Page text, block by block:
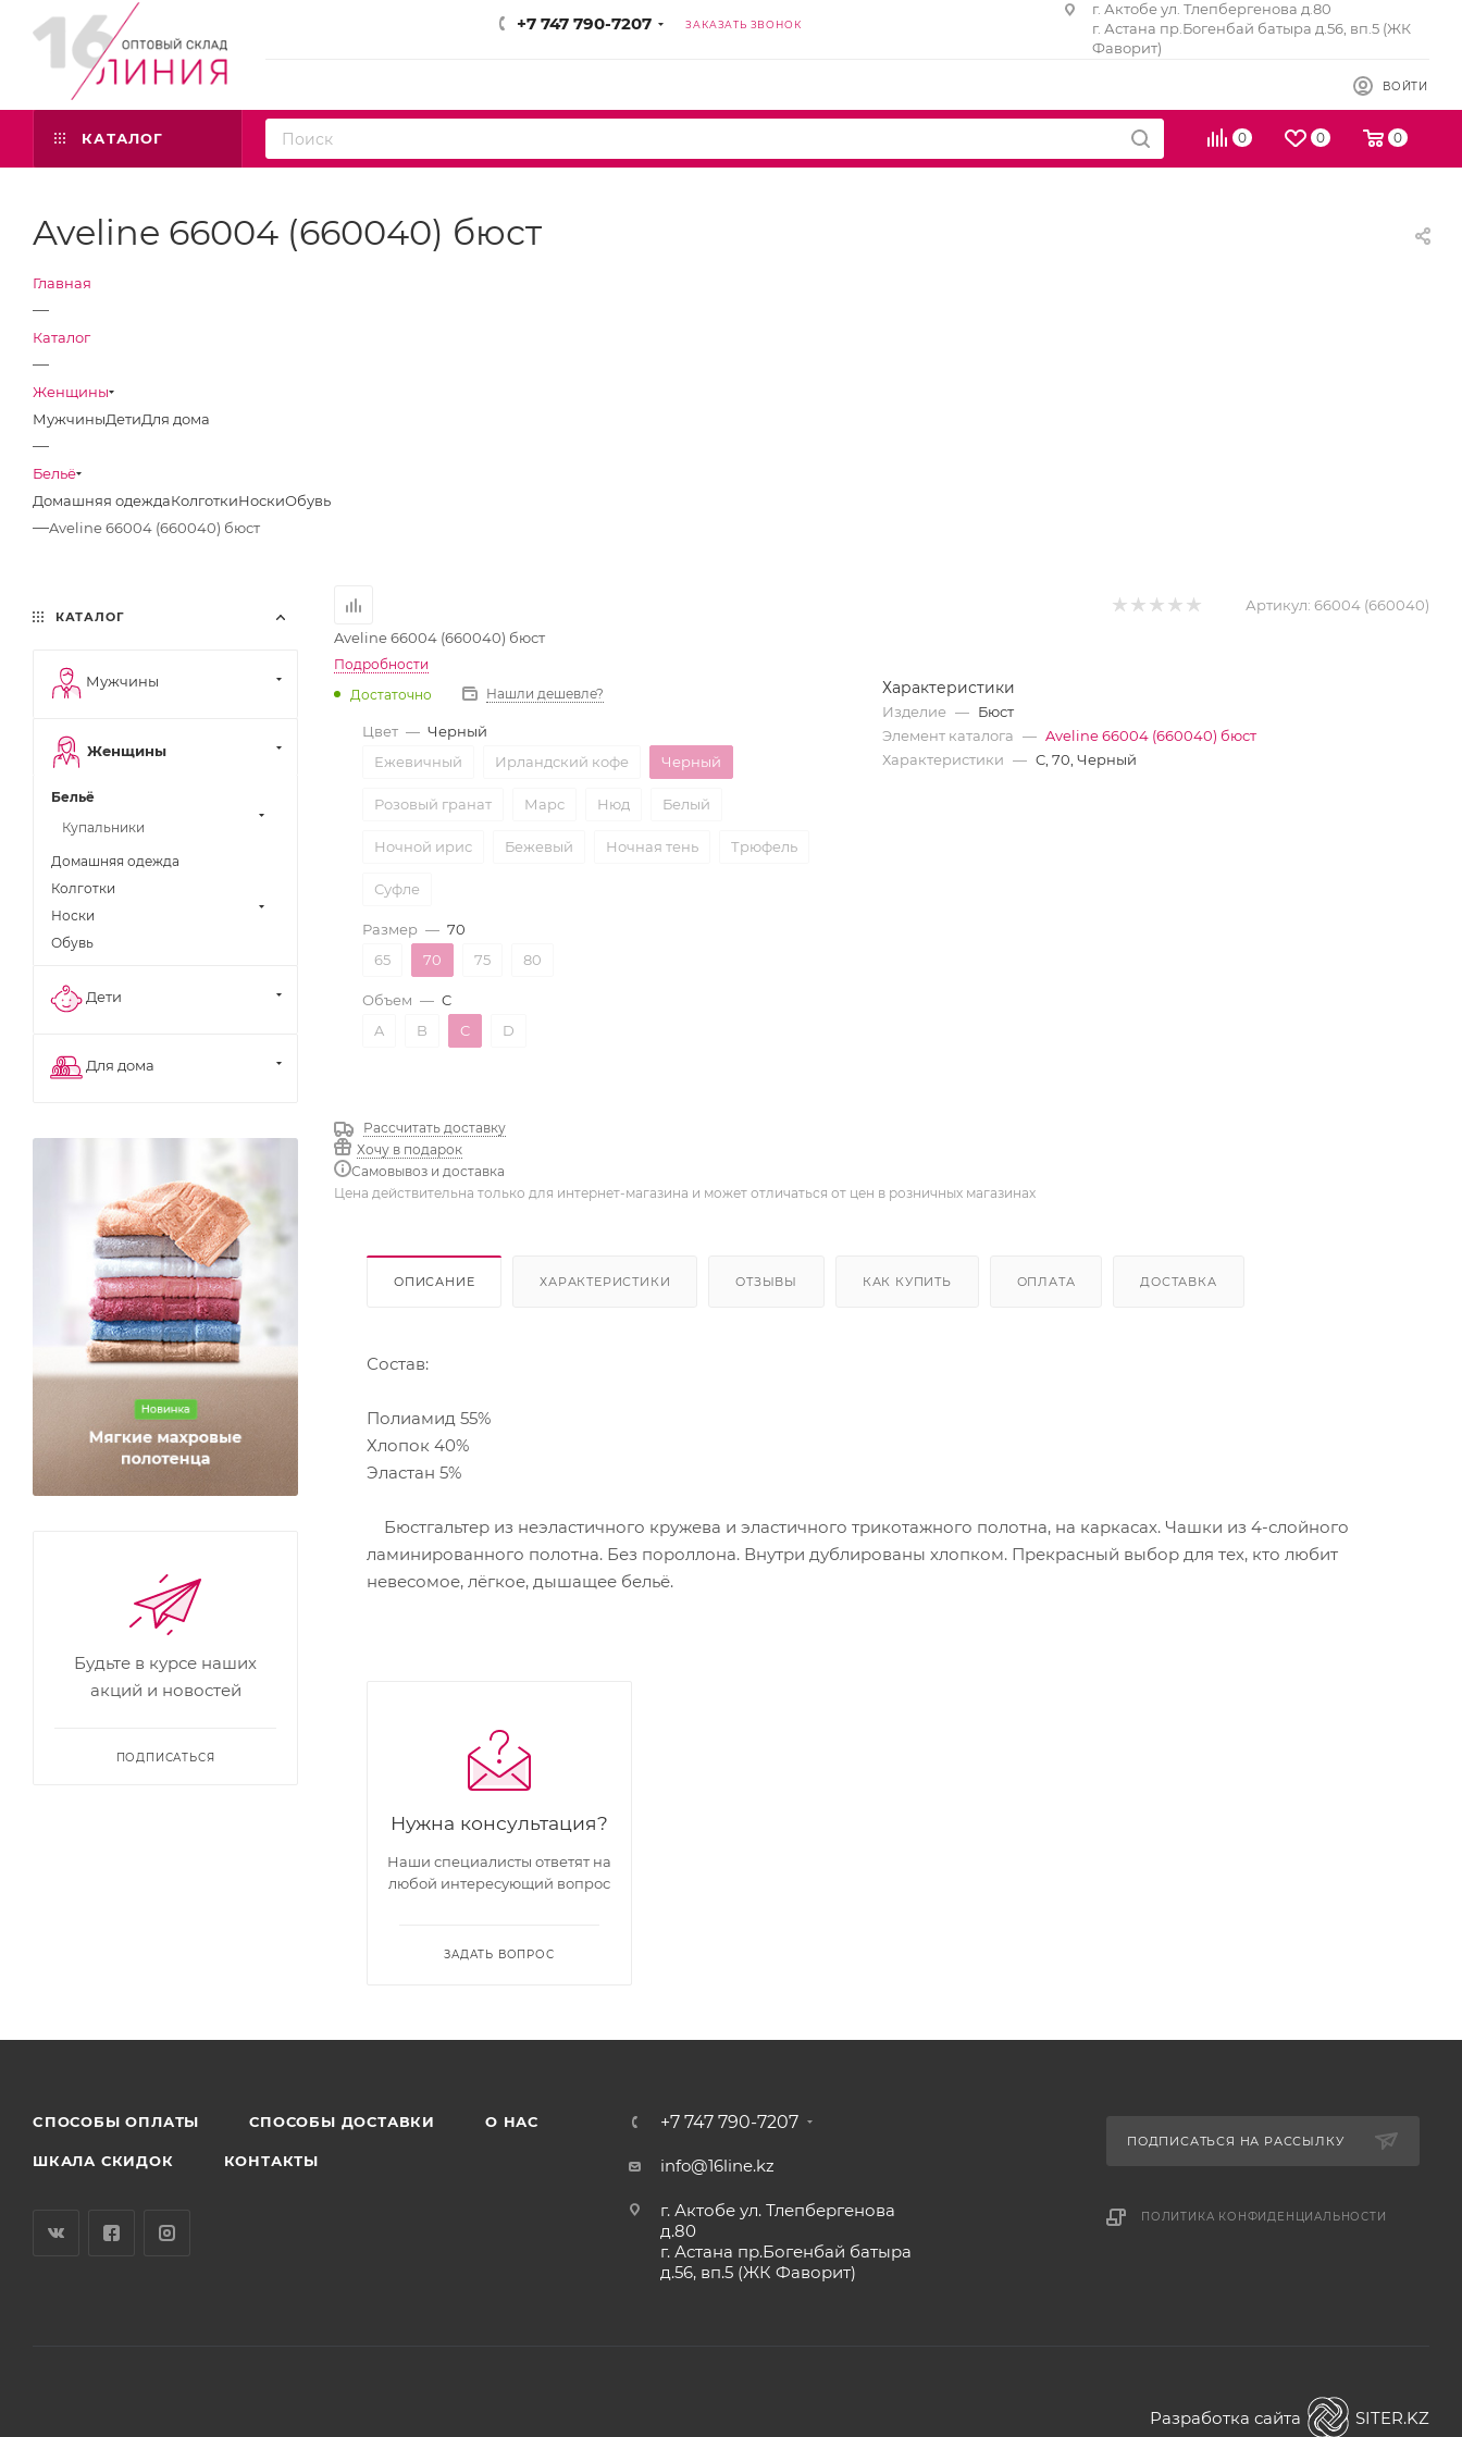
+7 747 790-7207 ЗАКАЗАТЬ ЗВОНОК
г. Актобе ул. Тлепбергенова д.80
г. Астана пр.Богенбай батыра д.56, вп.5 (ЖК
Фаворит)
ВОЙТИ
0 0 0
КАТАЛОГ
Aveline 66004 (660040) бюст
Главная
—
Каталог
—
Женщины
МужчиныДетиДля дома
—
Бельё
Домашняя одеждаКолготкиНоскиОбувь
—Aveline 66004 (660040) бюст
Артикул: 66004 (660040)
Aveline 66004 (660040) бюст
Подробности
Достаточно
Нашли дешевле?
Цвет — Черный
Ежевичный
Ирландский кофе Черный
Розовый гранат Марс Нюд Белый
Ночной ирис Бежевый Ночная тень Трюфель
Суфле
Размер — 70
65
70 75 80
Объем — C
A
B C D
Рассчитать доставку
Хочу в подарок
Самовывоз и доставка
Характеристики
Изделие — Бюст
Элемент каталога — Aveline 66004 (660040) бюст
Характеристики — C, 70, Черный
Цена действительна только для интернет-магазина и может отличаться от цен в розничных магазинах
ОПИСАНИЕ ХАРАКТЕРИСТИКИ ОТЗЫВЫ КАК КУПИТЬ ОПЛАТА ДОСТАВКА
Состав:
Полиамид 55%
Хлопок 40%
Эластан 5%
Бюстгальтер из неэластичного кружева и эластичного трикотажного полотна, на каркасах. Чашки из 4-слойного
ламинированного полотна. Без пороллона. Внутри дублированы хлопком. Прекрасный выбор для тех, кто любит
невесомое, лёгкое, дышащее бельё.
Нужна консультация?
Наши специалисты ответят на
любой интересующий вопрос
ЗАДАТЬ ВОПРОС
КАТАЛОГ
Мужчины
Женщины
Бельё
Купальники
Домашняя одежда
Колготки
Носки
Обувь
Дети
Для дома
Будьте в курсе наших
акций и новостей
ПОДПИСАТЬСЯ
CПОСОБЫ ОПЛАТЫ СПОСОБЫ ДОСТАВКИ О НАС
ШКАЛА СКИДОК КОНТАКТЫ
+7 747 790-7207
info@16line.kz
г. Актобе ул. Тлепбергенова
д.80
г. Астана пр.Богенбай батыра
д.56, вп.5 (ЖК Фаворит)
ПОДПИСАТЬСЯ НА РАССЫЛКУ
ПОЛИТИКА КОНФИДЕНЦИАЛЬНОСТИ
Разработка сайта SITER.KZ